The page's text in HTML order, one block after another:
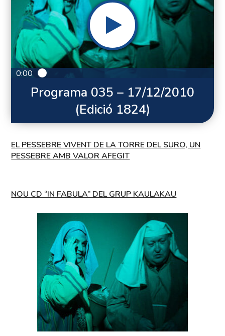
0:00
Programa 035 – 17/12/2010
(Edició 1824)
EL PESSEBRE VIVENT DE LA TORRE DEL SURO, UN
PESSEBRE AMB VALOR AFEGIT
NOU CD “IN FABULA” DEL GRUP KAULAKAU